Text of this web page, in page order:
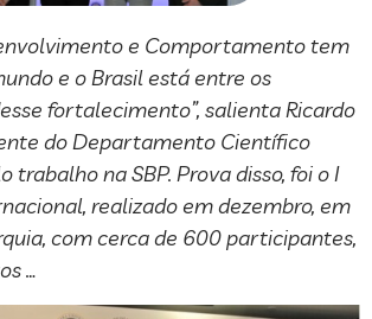
e Comportamento tem
e o Brasil está entre os
fortalecimento”, salienta Ricardo
do Departamento Científico
trabalho na SBP. Prova disso, foi o I
realizado em dezembro, em
com cerca de 600 participantes,
…